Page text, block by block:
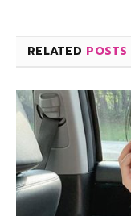
RELATED POSTS